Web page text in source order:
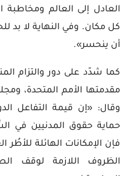
العادل إلى العالم ومخاطبة
كل مكان. وفي النهاية لا بد
أن ينحسر».
كما شدّد على دور والتزام
مقدمتها الأمم المتحدة،
وقال: «إن قيمة التفاعل
حماية حقوق المدنيين في
فإن الإمكانات الهائلة للأطُر
الظروف اللازمة لوقف